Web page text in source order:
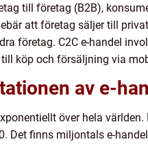
till företag (B2B),
att företag säljer till
företag. C2C e-handel
köp och försäljning via
av e-
över hela
Det finns miljontals e-